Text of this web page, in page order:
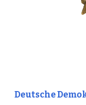
Deutsche